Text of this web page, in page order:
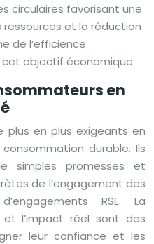
circulaires favorisant une
et la réduction
de l’efficience
objectif économique.
en
plus en plus exigeants en
durable. Ils
simples promesses et
de l’engagement des
RSE. La
l’impact réel sont des
leur confiance et les